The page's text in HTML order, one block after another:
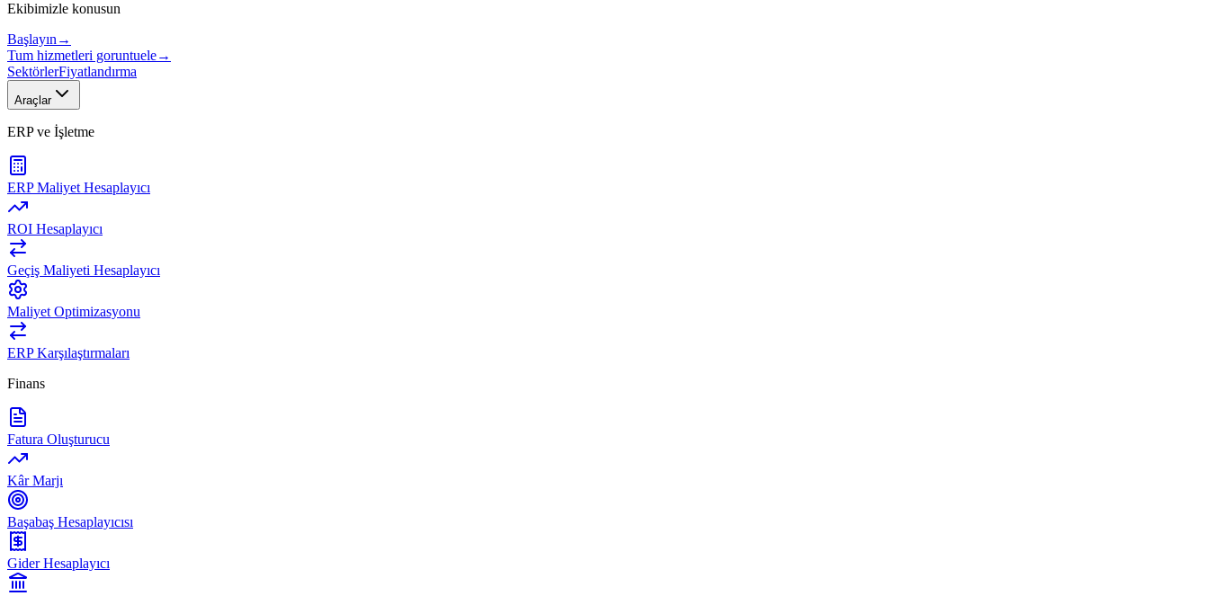
Ekibimizle konusun
Başlayın →
Tum hizmetleri goruntuele→
SektörlerFiyatlandırma
Araçlar
ERP ve İşletme
ERP Maliyet Hesaplayıcı
ROI Hesaplayıcı
Geçiş Maliyeti Hesaplayıcı
Maliyet Optimizasyonu
ERP Karşılaştırmaları
Finans
Fatura Oluşturucu
Kâr Marjı
Başabaş Hesaplayıcısı
Gider Hesaplayıcı